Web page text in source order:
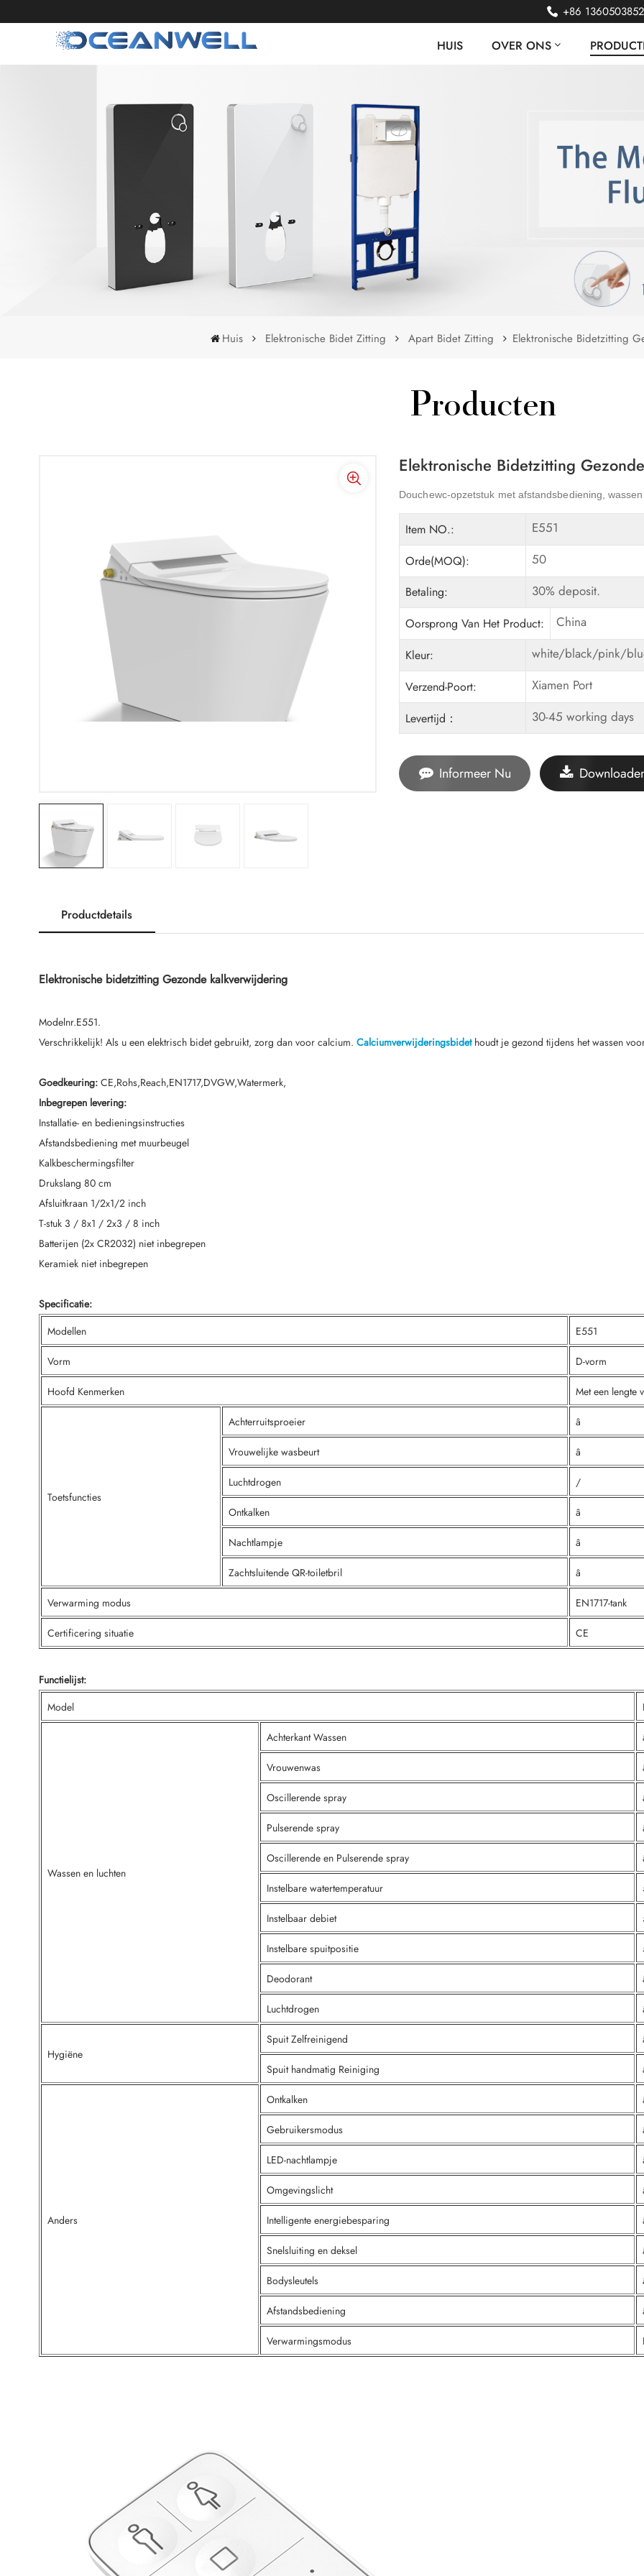
+86
HUIS OVER ONS
Huis Elektronische Bidet Zitting Apart Bidet Zitting Elektronische Bidetzitting
Producten
Elektronische Bidetzitting
Douchewc-opzetstuk met afstandsbediening, wassen
Item NO.: E551
Orde(MOQ): 50
Betaling: 30% deposit.
Oorsprong Van Het Product: China
Kleur: white/black/pink/
Verzend-Poort: Xiamen Port
Levertijd： 30-45 working days
Informeer Nu
Productdetails
Elektronische bidetzitting Gezonde kalkverwijdering
Modelnr.E551.
Verschrikkelijk! Als u een elektrisch bidet gebruikt, zorg dan voor calcium. Calciumverwijderingsbidethoudt je gezond tijdens het wassen
Goedkeuring:CE,Rohs,Reach,EN1717,DVGW,Watermerk,
Inbegrepen levering:
Installatie- en bedieningsinstructies
Afstandsbediening met muurbeugel
Kalkbeschermingsfilter
Drukslang 80 cm
Afsluitkraan 1/2x1/2 inch
T-stuk 3 / 8x1 / 2x3 / 8 inch
Batterijen (2x CR2032) niet inbegrepen
Keramiek niet inbegrepen
Specificatie:
Modellen
E551
Vorm D-vorm
Hoofd Kenmerken Met een lengte
Toetsfuncties
Achterruitsproeier â
Vrouwelijke wasbeurt â
Luchtdrogen /
Ontkalken â
Nachtlampje â
Zachtsluitende QR-toiletbril â
Verwarming modus EN1717-tank
Certificering situatie CE
Functielijst:
Model
Wassen en luchten
Achterkant Wassen
Vrouwenwas
Oscillerende spray
Pulserende spray
Oscillerende en Pulserende spray
Instelbare watertemperatuur
Instelbaar debiet
Instelbare spuitpositie
Deodorant
Luchtdrogen
Hygiëne
Spuit Zelfreinigend
Spuit handmatig Reiniging
Anders
Ontkalken
Gebruikersmodus
LED-nachtlampje
Omgevingslicht
Intelligente energiebesparing
Snelsluiting en deksel
Bodysleutels
Afstandsbediening
Verwarmingsmodus